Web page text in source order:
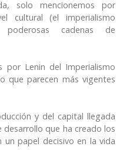
solo mencionemos por
cultural (el imperialismo
cadenas de
por Lenin del Imperialismo
que parecen más vigentes
y del capital llegada
que ha creado los
papel decisivo en la vida